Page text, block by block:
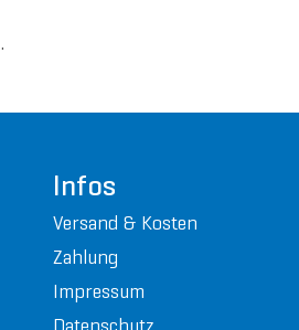
.
Infos
Versand & Kosten
Zahlung
Impressum